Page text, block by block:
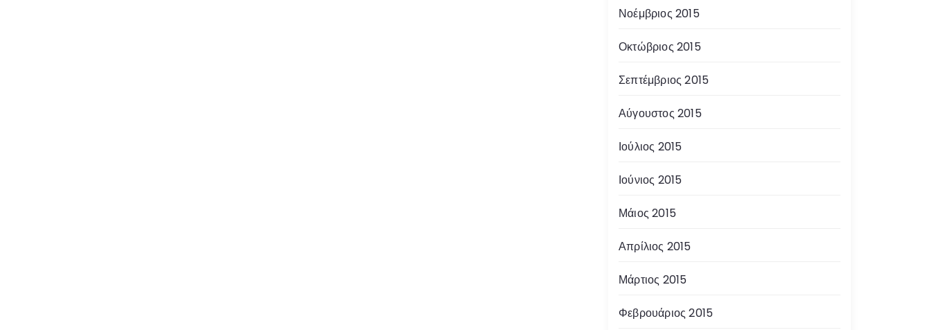
Νοέμβριος 2015
Οκτώβριος 2015
Σεπτέμβριος 2015
Αύγουστος 2015
Ιούλιος 2015
Ιούνιος 2015
Μάιος 2015
Απρίλιος 2015
Μάρτιος 2015
Φεβρουάριος 2015